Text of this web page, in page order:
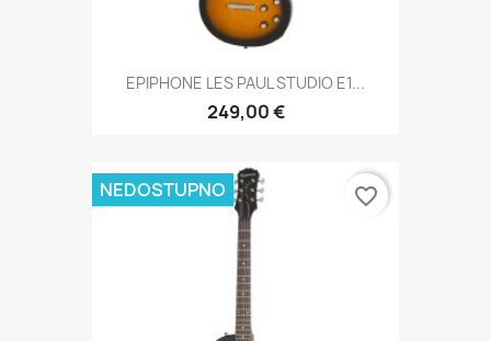
EPIPHONE LES PAUL STUDIO E1...
249,00 €
NEDOSTUPNO favorite_border